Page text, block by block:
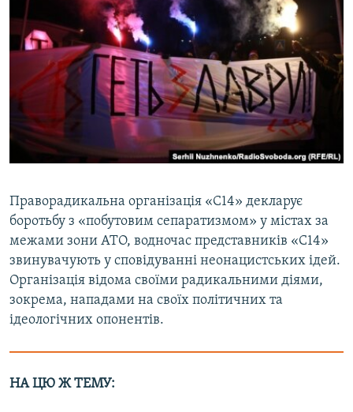
Праворадикальна організація «С14» декларує
боротьбу з «побутовим сепаратизмом» у містах за
межами зони АТО, водночас представників «С14»
звинувачують у сповідуванні неонацистських ідей.
Організація відома своїми радикальними діями,
зокрема, нападами на своїх політичних та
ідеологічних опонентів.
НА ЦЮ Ж ТЕМУ: